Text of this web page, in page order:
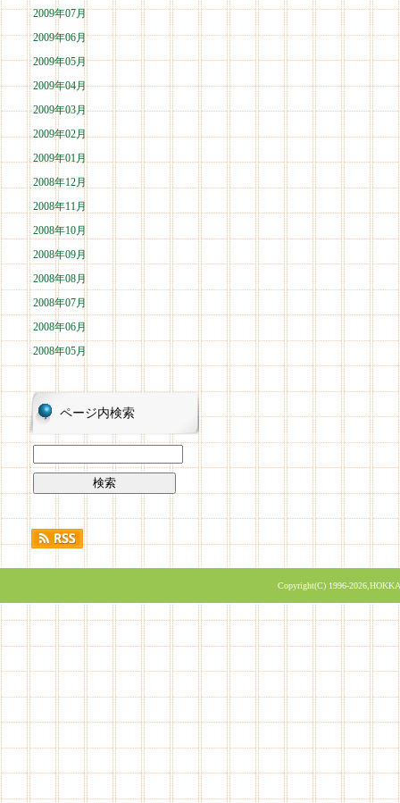
2009年07月
2009年06月
2009年05月
2009年04月
2009年03月
2009年02月
2009年01月
2008年12月
2008年11月
2008年10月
2008年09月
2008年08月
2008年07月
2008年06月
2008年05月
ページ内検索
Copyright(C) 1996-